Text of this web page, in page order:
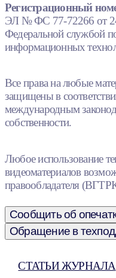
Регистрационный
ЭЛ № ФС 77-72266 от
Федеральной службой
информационных
Все права на любые
защищены в
международным
собственности.
Любое использование
видеоматериалов
правообладателя
Сообщить об
Обращение в
СТАТЬИ ЖУРНАЛА